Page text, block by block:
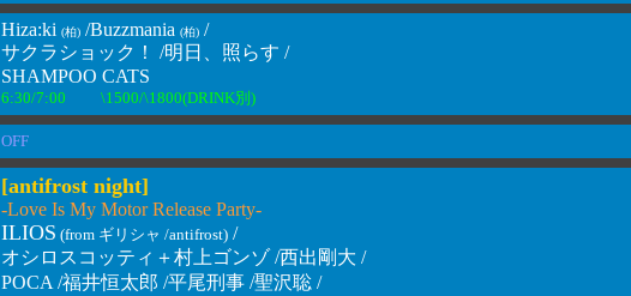
Hiza:ki (柏) /Buzzmania (柏) /
サクラショック！ /明日、照らす /
SHAMPOO CATS
6:30/7:00 \1500/\1800(DRINK別)
OFF
[antifrost night]
-Love Is My Motor Release Party-
ILIOS (from ギリシャ /antifrost) /
オシロスコッティ＋村上ゴンゾ /西出剛大 /
POCA /福井恒太郎 /平尾刑事 /聖沢聡 /